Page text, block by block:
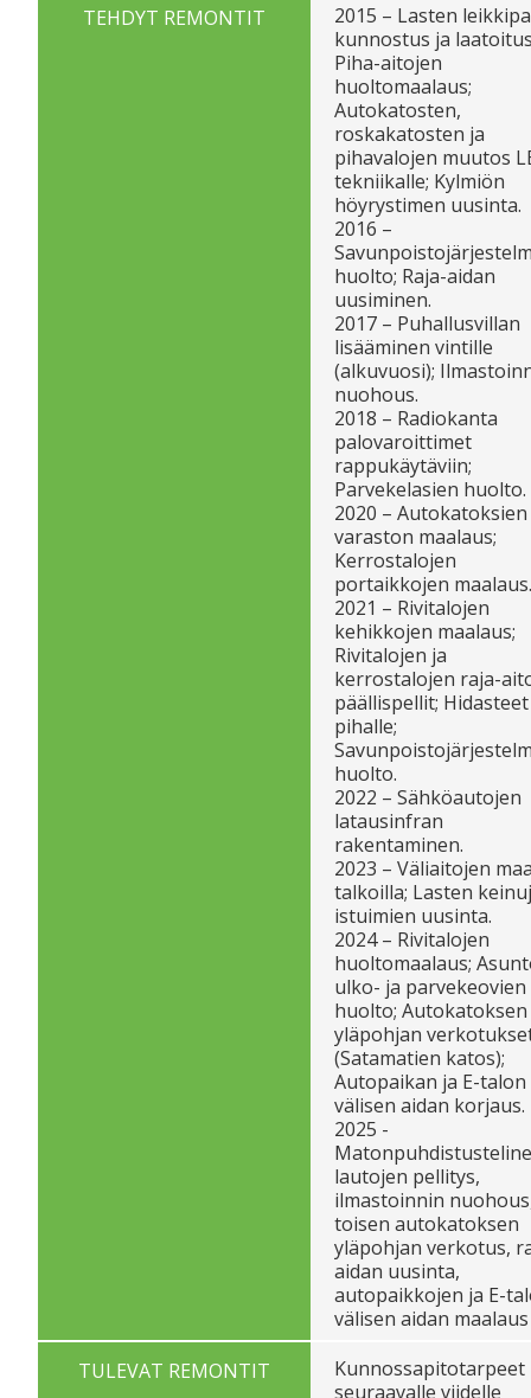
TEHDYT REMONTIT
2015 – Lasten
kunnostus ja
Piha-aitojen
huoltomaalaus;
Autokatosten,
roskakatosten ja
pihavalojen muutos
tekniikalle; Kylmiön
höyrystimen uusinta.
2016 –
huolto; Raja-aidan
uusiminen.
2017 – Puhallusvillan
lisääminen vintille
(alkuvuosi);
nuohous.
2018 – Radiokanta
palovaroittimet
rappukäytäviin;
Parvekelasien huolto.
2020 –
varaston maalaus;
Kerrostalojen
portaikkojen maalaus.
2021 – Rivitalojen
kehikkojen maalaus;
Rivitalojen ja
kerrostalojen raja-
päällispellit; Hidasteet
pihalle;
huolto.
2022 – Sähköautojen
latausinfran
rakentaminen.
2023 – Väliaitojen
talkoilla; Lasten
istuimien uusinta.
2024 – Rivitalojen
huoltomaalaus;
ulko- ja parvekeovien
huolto; Autokatoksen
yläpohjan
(Satamatien katos);
Autopaikan ja E-talon
välisen aidan korjaus.
2025 -
lautojen pellitys,
ilmastoinnin
toisen autokatoksen
yläpohjan verkotus,
aidan uusinta,
autopaikkojen ja E-
välisen aidan maalaus
TULEVAT REMONTIT
Kunnossapitotarpeet
seuraavalle viidelle